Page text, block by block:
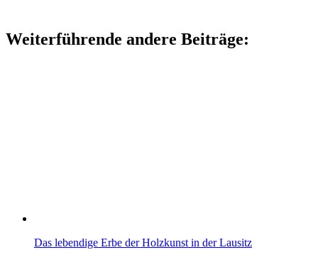
Weiterführende andere Beiträge:
Das lebendige Erbe der Holzkunst in der Lausitz